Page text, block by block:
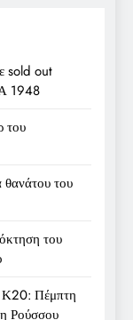
sold out
1948
του
του
του
Κ20: Πέμπτη
Ρούσσου